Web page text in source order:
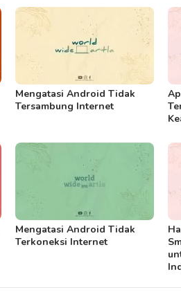
Mengatasi Android Tidak
Tersambung Internet
Mengatasi Android Tidak
Terkoneksi Internet